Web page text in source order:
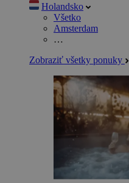
Holandsko
Všetko
Amsterdam
…
Zobraziť všetky ponuky